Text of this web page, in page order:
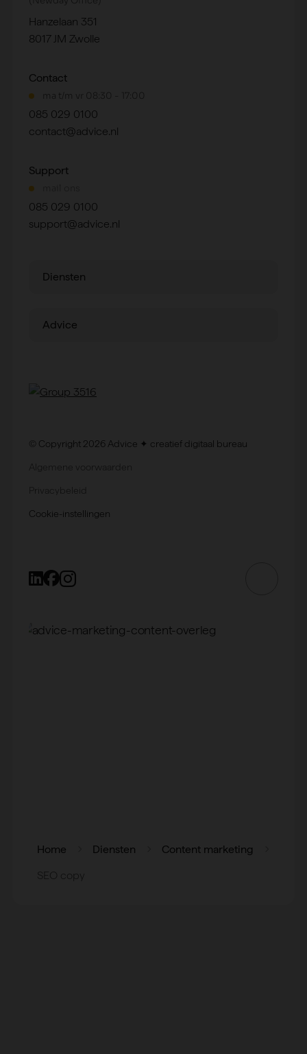
Hanzelaan 351
8017 JM Zwolle
Contact
ma t/m vr 08:30 - 17:00
085 029 0100
contact@advice.nl
Support
085 029 0100
support@advice.nl
Diensten
Advice
© Copyright 2026 Advice ✦ creatief digitaal bureau
Algemene voorwaarden
Privacybeleid
Cookie-instellingen
Home Diensten
Content marketing